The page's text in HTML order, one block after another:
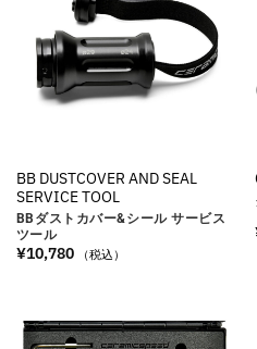
BB DUSTCOVER AND SEAL
SERVICE TOOL
BBダストカバー&シール サービス
ツール
¥10,780 （税込）